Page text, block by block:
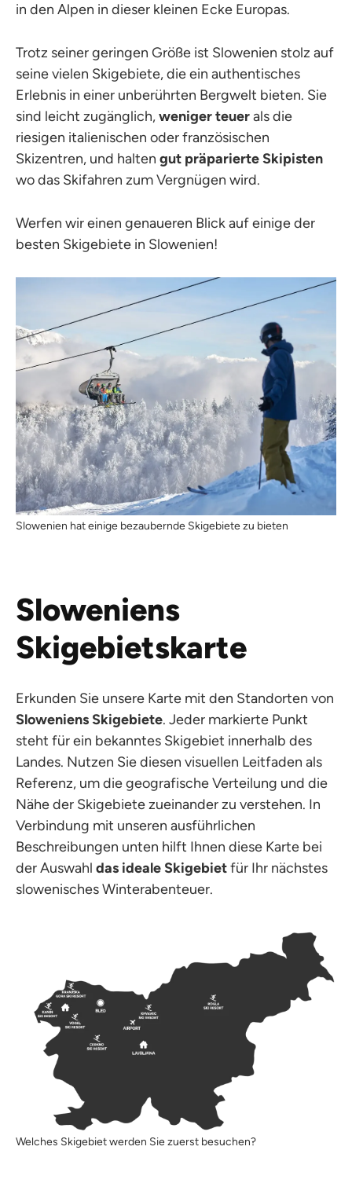
in den Alpen in dieser kleinen Ecke Europas.
Trotz seiner geringen Größe ist Slowenien stolz auf
seine vielen Skigebiete, die ein authentisches
Erlebnis in einer unberührten Bergwelt bieten. Sie
sind leicht zugänglich,weniger teuerals die
riesigen italienischen oder französischen
Skizentren, und halten gut präparierte Skipisten
wo das Skifahren zum Vergnügen wird.
Werfen wir einen genaueren Blick auf einige der
besten Skigebiete in Slowenien!
Slowenien hat einige bezaubernde Skigebiete zu bieten
Sloweniens
Skigebietskarte
Erkunden Sie unsere Karte mit den Standorten von
Sloweniens Skigebiete. Jeder markierte Punkt
steht für ein bekanntes Skigebiet innerhalb des
Landes. Nutzen Sie diesen visuellen Leitfaden als
Referenz, um die geografische Verteilung und die
Nähe der Skigebiete zueinander zu verstehen. In
Verbindung mit unseren ausführlichen
Beschreibungen unten hilft Ihnen diese Karte bei
der Auswahl das ideale Skigebietfür Ihr nächstes
slowenisches Winterabenteuer.
Welches Skigebiet werden Sie zuerst besuchen?